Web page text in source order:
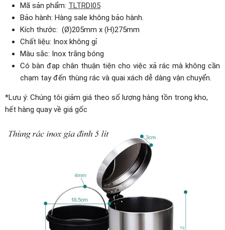
Mã sản phẩm: TLTRDI05
Bảo hành: Hàng sale không bảo hành.
Kích thước: (Ø)205mm x (H)275mm
Chất liệu: Inox không gỉ
Màu sắc: Inox trắng bóng
Có bàn đạp chân thuận tiện cho việc xả rác mà không cần
chạm tay đến thùng rác và quai xách dễ dàng vận chuyển.
*Lưu ý: Chúng tôi giảm giá theo số lượng hàng tồn trong kho,
hết hàng quay về giá gốc